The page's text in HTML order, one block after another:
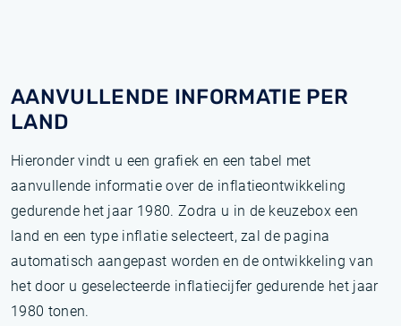
AANVULLENDE INFORMATIE PER
LAND
Hieronder vindt u een grafiek en een tabel met
aanvullende informatie over de inflatieontwikkeling
gedurende het jaar 1980. Zodra u in de keuzebox een
land en een type inflatie selecteert, zal de pagina
automatisch aangepast worden en de ontwikkeling van
het door u geselecteerde inflatiecijfer gedurende het jaar
1980 tonen.